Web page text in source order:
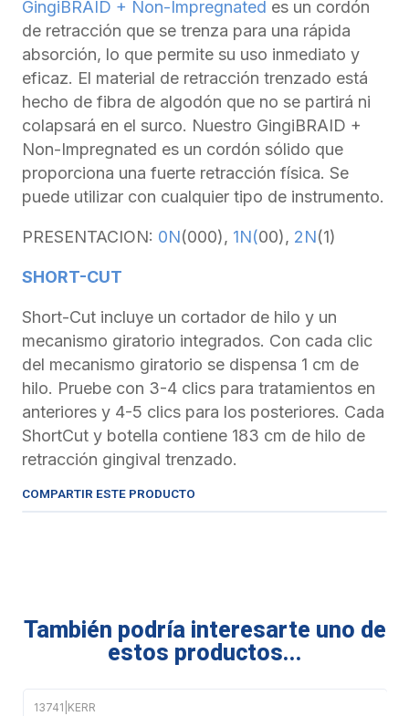
GingiBRAID + Non-Impregnated es un cordón
de retracción que se trenza para una rápida
absorción, lo que permite su uso inmediato y
eficaz. El material de retracción trenzado está
hecho de fibra de algodón que no se partirá ni
colapsará en el surco. Nuestro GingiBRAID +
Non-Impregnated es un cordón sólido que
proporciona una fuerte retracción física. Se
puede utilizar con cualquier tipo de instrumento.
PRESENTACION: 0N(000), 1N(00), 2N(1)
SHORT-CUT
Short-Cut incluye un cortador de hilo y un
mecanismo giratorio integrados. Con cada clic
del mecanismo giratorio se dispensa 1 cm de
hilo. Pruebe con 3-4 clics para tratamientos en
anteriores y 4-5 clics para los posteriores. Cada
ShortCut y botella contiene 183 cm de hilo de
retracción gingival trenzado.
COMPARTIR ESTE PRODUCTO
También podría interesarte uno de
estos productos...
13741 KERR